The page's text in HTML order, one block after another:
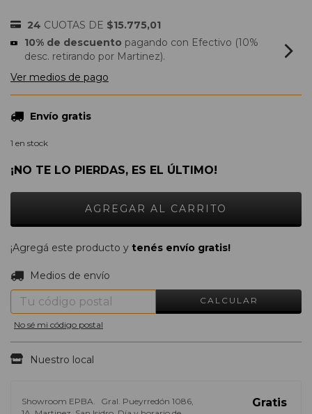
24 CUOTAS DE $15.775,01
10% de descuento pagando con Efectivo (10%
desc. retirando por Martinez).
Ver medios de pago
Envío gratis
1 en stock
¡NO TE LO PIERDAS, ES EL ÚLTIMO!
¡Agregá este producto y tenés envío gratis!
Entregas para el CP:
Medios de envío
CALCULAR
No sé mi código postal
Nuestro local
Showroom EPBA.
Gral. Pueyrredón 1086,
Gratis